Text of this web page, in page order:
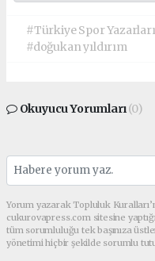
#Türkiye Spor
#doğukan yıldırım
Okuyucu Yorumları(0)
Yorum yazarak Topluluk
cukurovapress.com sitesine
tüm sorumluluğu tek başınıza
yönetimi hiçbir şekilde sorumlu